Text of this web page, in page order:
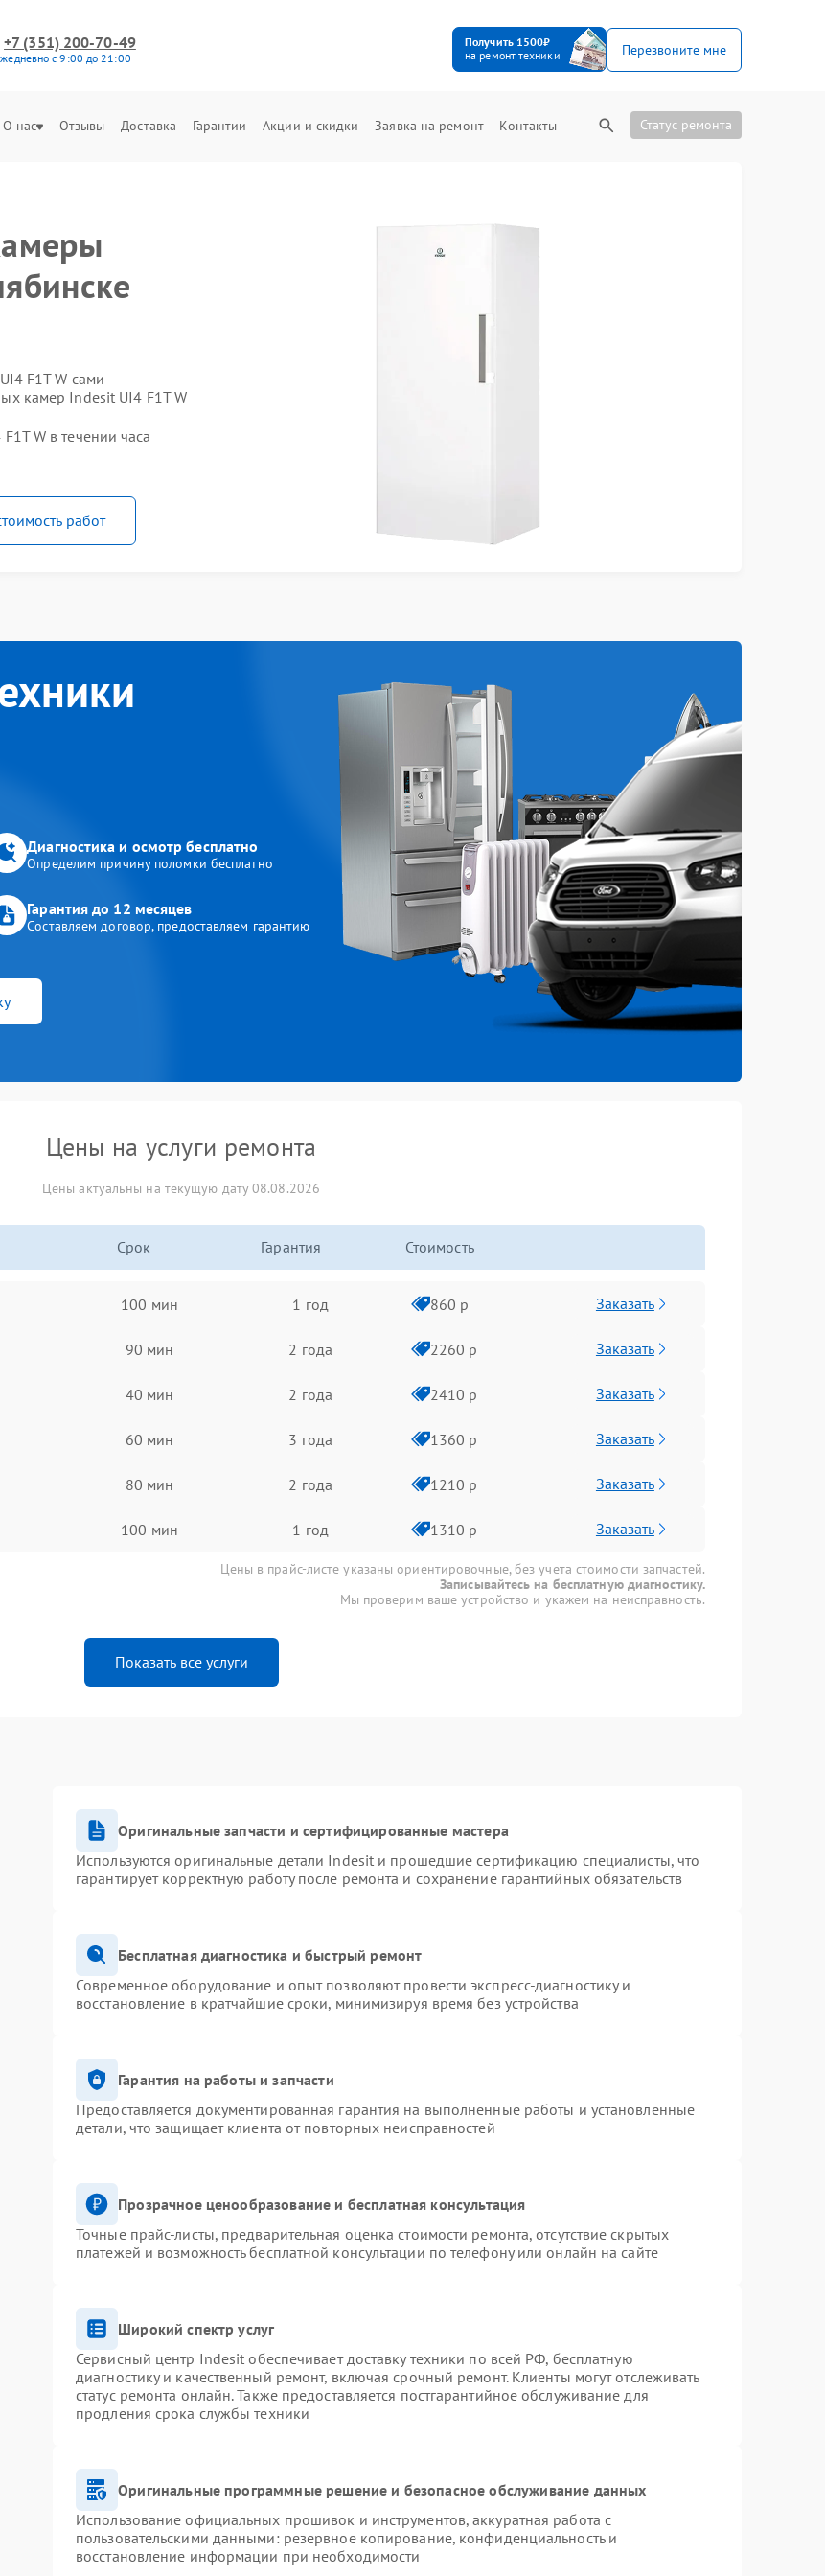
+7 (351) 200-70-49
с 9:00 до 21:00
Получить 1500₽
на ремонт техники
Перезвоните мне
О нас Отзывы Доставка Гарантии Акции и скидки Заявка на ремонт Контакты Статус ремонта
F1T W сами
камер Indesit UI4 F1T W
W в течении часа
работ
Диагностика и осмотр бесплатно
Определим причину поломки бесплатно
Гарантия до 12 месяцев
Составляем договор, предоставляем гарантию
Цены на услуги ремонта
Цены актуальны на текущую дату 08.08.2026
Срок Гарантия Стоимость
100 мин 1 год 860 р Заказать
90 мин 2 года 2260 р Заказать
40 мин 2 года 2410 р Заказать
60 мин 3 года 1360 р Заказать
80 мин 2 года 1210 р Заказать
100 мин 1 год 1310 р Заказать
Цены в прайс-листе указаны ориентировочные, без учета стоимости запчастей.
Записывайтесь на бесплатную диагностику.
Мы проверим ваше устройство и укажем на неисправность.
Показать все услуги
Оригинальные запчасти и сертифицированные мастера
Используются оригинальные детали Indesit и прошедшие сертификацию специалисты, что
гарантирует корректную работу после ремонта и сохранение гарантийных обязательств
Бесплатная диагностика и быстрый ремонт
Современное оборудование и опыт позволяют провести экспресс-диагностику и
восстановление в кратчайшие сроки, минимизируя время без устройства
Гарантия на работы и запчасти
Предоставляется документированная гарантия на выполненные работы и установленные
детали, что защищает клиента от повторных неисправностей
Прозрачное ценообразование и бесплатная консультация
Точные прайс-листы, предварительная оценка стоимости ремонта, отсутствие скрытых
платежей и возможность бесплатной консультации по телефону или онлайн на сайте
Широкий спектр услуг
Сервисный центр Indesit обеспечивает доставку техники по всей РФ, бесплатную
диагностику и качественный ремонт, включая срочный ремонт. Клиенты могут отслеживать
статус ремонта онлайн. Также предоставляется постгарантийное обслуживание для
продления срока службы техники
Оригинальные программные решение и безопасное обслуживание данных
Использование официальных прошивок и инструментов, аккуратная работа с
пользовательскими данными: резервное копирование, конфиденциальность и
восстановление информации при необходимости